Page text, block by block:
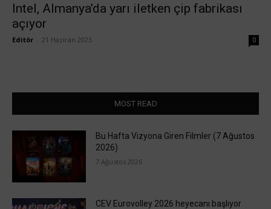
Intel, Almanya’da yarı iletken çip fabrikası
açıyor
Editör 21 Haziran 2023 0
MOST READ
Bu Hafta Vizyona Giren Filmler (7 Ağustos
2026)
7 Ağustos 2026
CEV Eurovolley 2026 heyecanı başlıyor